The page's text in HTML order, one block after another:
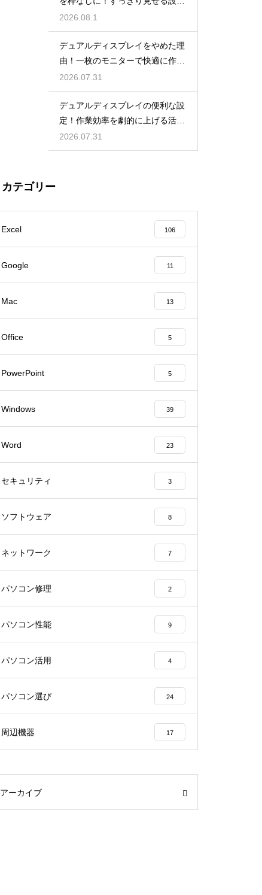
定！
2026.08.1
デュアルディスプレイをやめた理
由！一枚のモニターで快適に作業
する
2026.07.31
デュアルディスプレイの便利な設
定！作業効率を劇的に上げる活用
術
2026.07.31
カテゴリー
Excel 106
Google 11
Mac 13
Office 5
PowerPoint 5
Windows 39
Word 23
セキュリティ 3
ソフトウェア 8
ネットワーク 7
パソコン修理 2
パソコン性能 9
パソコン活用 4
パソコン選び 24
周辺機器 17
アーカイブ